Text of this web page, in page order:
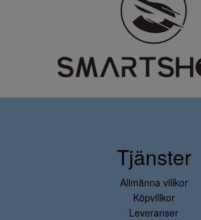
Tjänster
Allmänna villkor
Köpvillkor
Leveranser